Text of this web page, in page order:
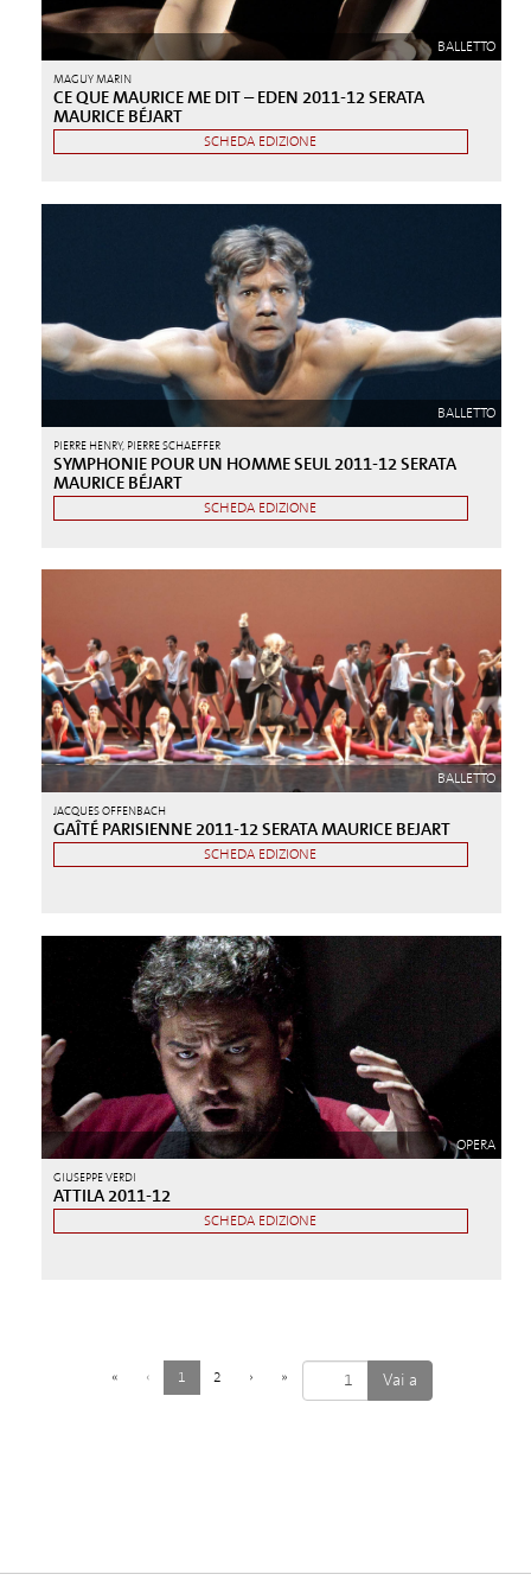
BALLETTO
MAGUY MARIN
CE QUE MAURICE ME DIT – EDEN 2011-12 SERATA
MAURICE BÉJART
SCHEDA EDIZIONE
BALLETTO
PIERRE HENRY, PIERRE SCHAEFFER
SYMPHONIE POUR UN HOMME SEUL 2011-12 SERATA
MAURICE BÉJART
SCHEDA EDIZIONE
BALLETTO
JACQUES OFFENBACH
GAÎTÉ PARISIENNE 2011-12 SERATA MAURICE BEJART
SCHEDA EDIZIONE
OPERA
GIUSEPPE VERDI
ATTILA 2011-12
SCHEDA EDIZIONE
« ‹ 1
c
2 › »